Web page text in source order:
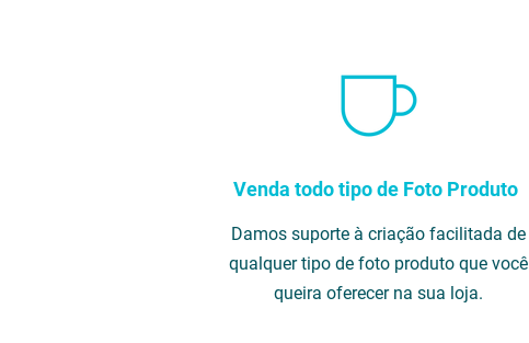
Venda todo tipo de Foto Produto
Damos suporte à criação facilitada de
qualquer tipo de foto produto que você
queira oferecer na sua loja.